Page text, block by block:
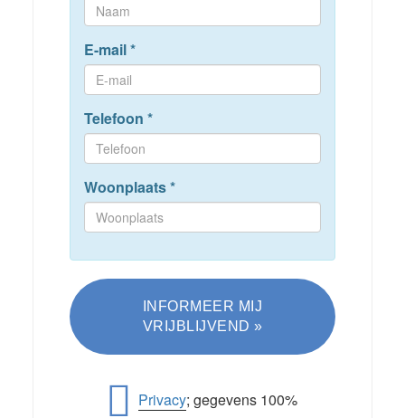
E-mail*
Telefoon *
Woonplaats*
Privacy; gegevens 100%